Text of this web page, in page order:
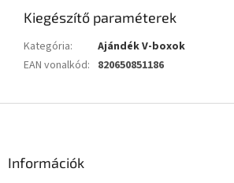
Kiegészítő paraméterek
Kategória:
Ajándék V-boxok
EAN vonalkód: 820650851186
Információk